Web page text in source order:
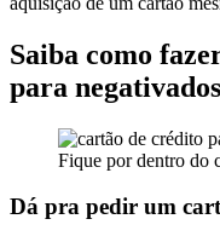
Saiba como
para negativados
Fique por dentro do
Dá pra pedir um